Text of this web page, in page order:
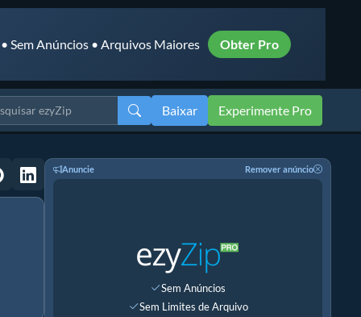
Sem Anúncios • Arquivos Maiores Obter Pro
Baixar Experimente Pro
Anuncie Remover anúncio
Sem Anúncios
Sem Limites de Arquivo